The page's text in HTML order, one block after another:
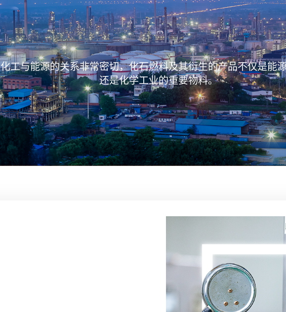
化工与能源的关系非常密切，化石燃料及其衍生的产品不仅是能
还是化学工业的重要物料。